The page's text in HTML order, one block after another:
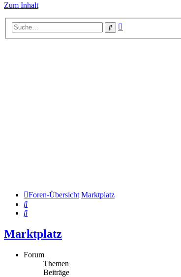
Zum Inhalt
Suche
Foren-Übersicht Marktplatz
Suche
Suche
Marktplatz
Forum
Themen
Beiträge